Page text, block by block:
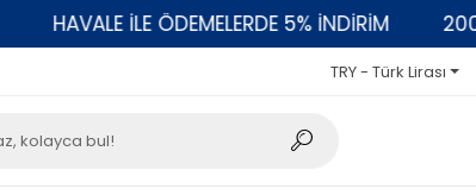
HAVALE İLE ÖDEMELERDE 5% İNDİRİM 2000
TRY - Türk Lirası